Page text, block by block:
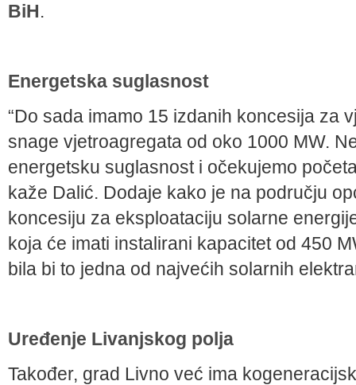
BiH.
Energetska suglasnost
“Do sada imamo 15 izdanih koncesija za
snage vjetroagregata od oko 1000 MW.
energetsku suglasnost i očekujemo
kaže Dalić. Dodaje kako je na području
koncesiju za eksploataciju solarne
koja će imati instalirani kapacitet od 450
bila bi to jedna od najvećih solarnih
Uređenje Livanjskog polja
Također, grad Livno već ima